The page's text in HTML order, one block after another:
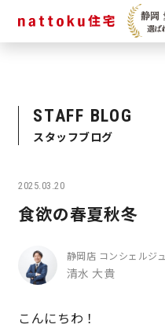
ショールーム
スタッフブログ
STAFF BLOG
スタッフブログ
2025.03.20
食欲の春夏秋冬
静岡店 コンシェルジュ
清水 大貴
こんにちわ！